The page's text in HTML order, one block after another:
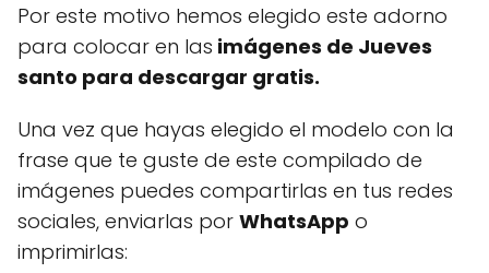
Por este motivo hemos elegido este adorno
para colocar en las imágenes de Jueves
santo para descargar gratis.
Una vez que hayas elegido el modelo con la
frase que te guste de este compilado de
imágenes puedes compartirlas en tus redes
sociales, enviarlas por WhatsApp o
imprimirlas: